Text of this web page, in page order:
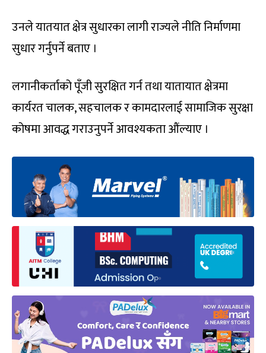
उनले यातयात क्षेत्र सुधारका लागी राज्यले नीति निर्माणमा
सुधार गर्नुपर्ने बताए ।
लगानीकर्ताको पूँजी सुरक्षित गर्न तथा यातायात क्षेत्रमा
कार्यरत चालक, सहचालक र कामदारलाई सामाजिक सुरक्षा
कोषमा आवद्ध गराउनुपर्ने आवश्यकता औंल्याए ।